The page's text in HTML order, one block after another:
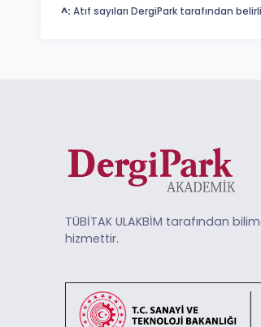
^: Atıf sayıları DergiPark tarafından
TÜBİTAK ULAKBİM tarafından
hizmettir.